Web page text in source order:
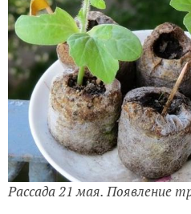
Рассада 21 мая. Появление